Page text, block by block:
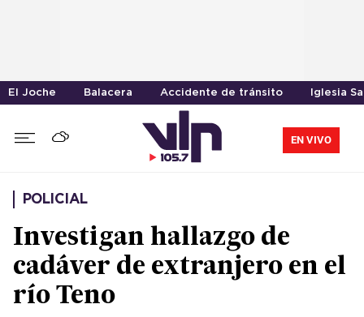
El Joche Balacera Accidente de tránsito Iglesia
EN VIVO
POLICIAL
Investigan hallazgo de
cadáver de extranjero en el
río Teno